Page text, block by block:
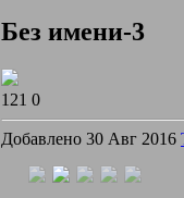
Без имени-3
121 0
Добавлено 30 Авг 2016